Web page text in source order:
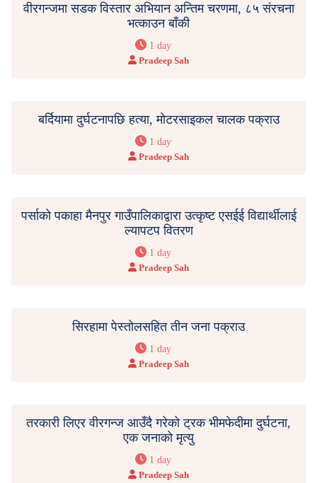
वीरगन्जमा सडक विस्तार अभियान अन्तिम चरणमा, ८५ संरचना
भत्काउन बाँकी
1 day
Pradeep Sah
बर्दियामा दुर्घटनापछि हत्या, मोटरसाइकल चालक पक्राउ
1 day
Pradeep Sah
पर्साको पकाहा मैनपुर गाउँपालिकाद्वारा उत्कृष्ट एसईई विद्यार्थीलाई
ल्यापटप वितरण
1 day
Pradeep Sah
सिरहामा पेस्तोलसहित तीन जना पक्राउ
1 day
Pradeep Sah
तरकारी लिएर वीरगन्ज आउँदै गरेको ट्रक भीमफेदीमा दुर्घटना,
एक जनाको मृत्यु
1 day
Pradeep Sah